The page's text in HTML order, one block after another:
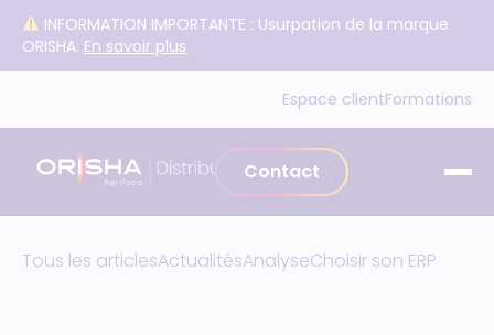
Aller au contenu
INFORMATION IMPORTANTE : Usurpation de la marque
ORISHA. En savoir plus
Espace clientFormations
Contact
Tous les articlesActualitésAnalyseChoisir son ERP